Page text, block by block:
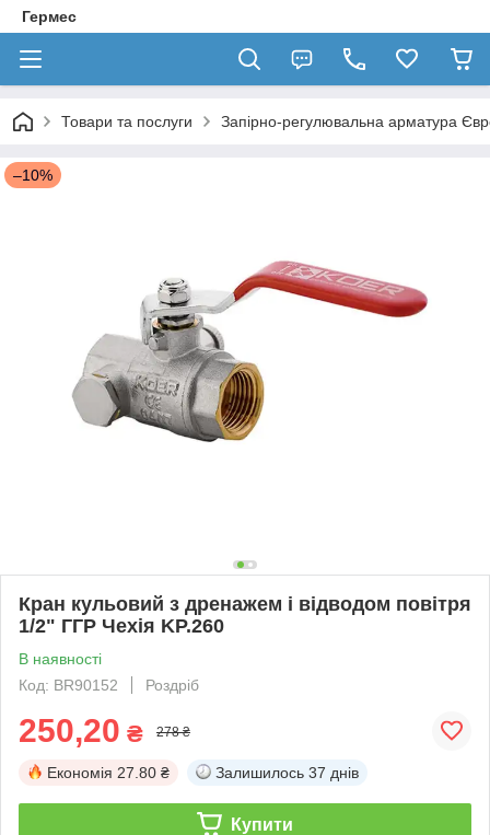
Гермес
Товари та послуги Запірно-регулювальна арматура
–10%
Кран кульовий з дренажем і відводом повітря
1/2" ГГР Чехія KP.260
В наявності
Код: BR90152
Роздріб
250,20 ₴ 278 ₴
Економія 27.80 ₴ Залишилось 37 днів
Купити